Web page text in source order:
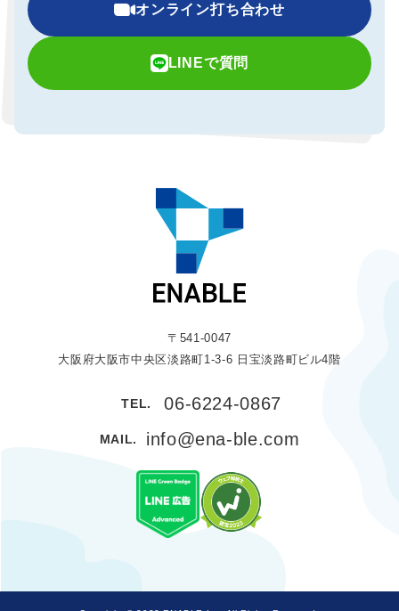
オンライン打ち合わせ
LINEで質問
〒541-0047
大阪府大阪市中央区淡路町1-3-6 日宝淡路町ビル4階
TEL. 06-6224-0867
MAIL. info@ena-ble.com